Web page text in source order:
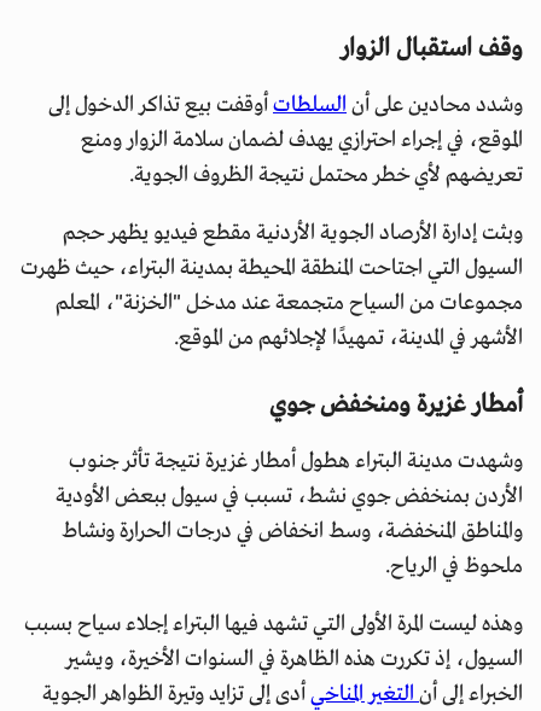
وقف استقبال الزوار
وشدد محادين على أنالسلطات أوقفت بيع تذاكر الدخول إلى
الموقع، في إجراء احترازي يهدف لضمان سلامة الزوار ومنع
تعريضهم لأي خطر محتمل نتيجة الظروف الجوية.
وبثت إدارة الأرصاد الجوية الأردنية مقطع فيديو يظهر حجم
السيول التي اجتاحت المنطقة المحيطة بمدينة البتراء، حيث ظهرت
مجموعات من السياح متجمعة عند مدخل "الخزنة"، المعلم
الأشهر في المدينة، تمهيدًا لإجلائهم من الموقع.
أمطار غزيرة ومنخفض جوي
وشهدت مدينة البتراء هطول أمطار غزيرة نتيجة تأثر جنوب
الأردن بمنخفض جوي نشط، تسبب في سيول ببعض الأودية
والمناطق المنخفضة، وسط انخفاض في درجات الحرارة ونشاط
ملحوظ في الرياح.
وهذه ليست المرة الأولى التي تشهد فيها البتراء إجلاء سياح بسبب
السيول، إذ تكررت هذه الظاهرة في السنوات الأخيرة، ويشير
الخبراء إلى أنالتغير المناخي أدى إلى تزايد وتيرة الظواهر الجوية